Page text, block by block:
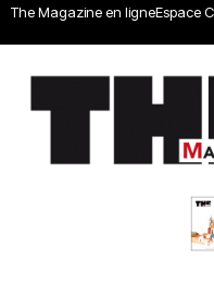
The Magazine en ligneEspace